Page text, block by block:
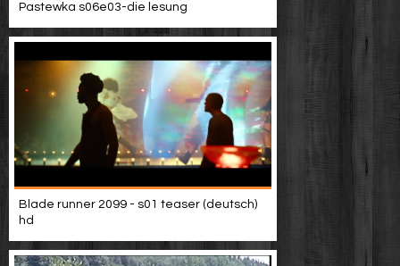
Pastewka s06e03-die lesung
Blade runner 2099 - s01 teaser (deutsch)
hd